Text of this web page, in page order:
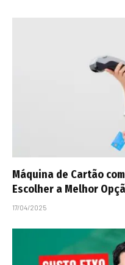
Máquina de Cartão
Escolher a Melhor
17/04/2025